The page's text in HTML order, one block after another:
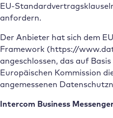
EU-
anfordern.
Der Anbieter hat sich dem
Framework (https://
angeschlossen, das auf
Europäischen Kommission
angemessenen
Intercom Business